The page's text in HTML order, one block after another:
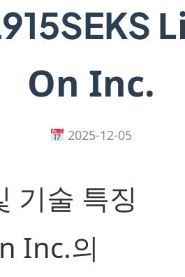
On Inc.
2025-12-05
기술 특징
Inc.의